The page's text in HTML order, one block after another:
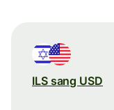
ILS sang USD